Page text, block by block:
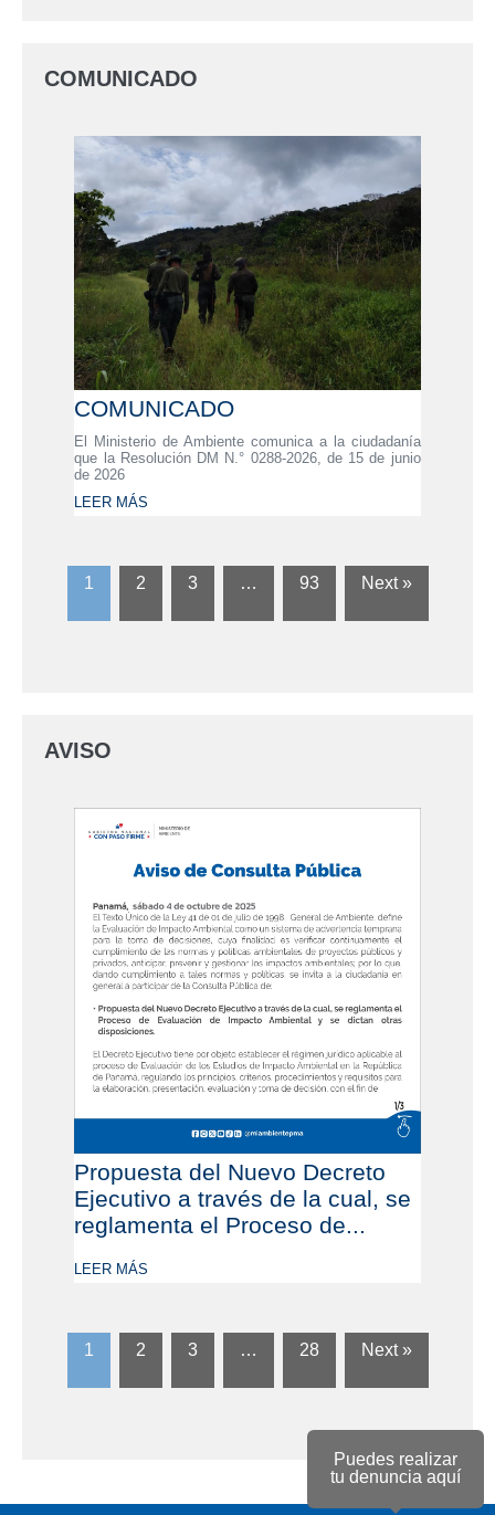
Puedes realizar
tu denuncia aquí
COMUNICADO
COMUNICADO
El Ministerio de Ambiente comunica a la ciudadanía
que la Resolución DM N.° 0288-2026, de 15 de junio
de 2026
LEER MÁS
1 2 3 … 93 Next »
AVISO
Propuesta del Nuevo Decreto
Ejecutivo a través de la cual, se
reglamenta el Proceso de...
LEER MÁS
1 2 3 … 28 Next »